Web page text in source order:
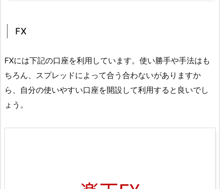
FX
FXには下記の口座を利用しています。使い勝手や手法はも
ちろん、スプレッドによって合う合わないがありますか
ら、自分の使いやすい口座を開設して利用すると良いでし
ょう。